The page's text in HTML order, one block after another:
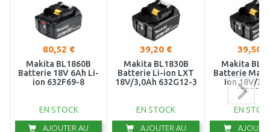
batteries
80,52 €
Makita BL1860B
Batterie 18V 6Ah Li-
ion 632F69-8
EN STOCK
AJOUTER AU
39,20 €
Makita BL1830B
Batterie Li-ion LXT
18V/3,0Ah 632G12-3
EN STOCK
AJOUTER AU
39,50 €
Makita
Batterie
Ion 18V/
197599-
EN